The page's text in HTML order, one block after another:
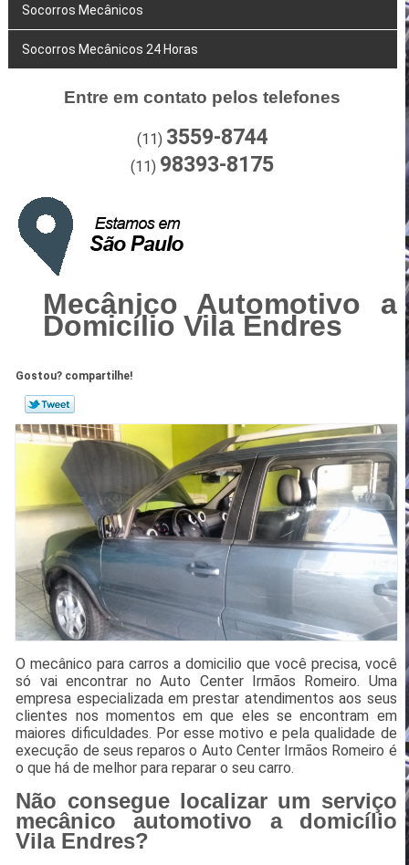
Socorros Mecânicos
Socorros Mecânicos 24 Horas
Entre em contato pelos telefones
(11) 3559-8744
(11) 98393-8175
Mecânico Automotivo a
Domicílio Vila Endres
Gostou? compartilhe!
O mecânico para carros a domicilio que você precisa, você
só vai encontrar no Auto Center Irmãos Romeiro. Uma
empresa especializada em prestar atendimentos aos seus
clientes nos momentos em que eles se encontram em
maiores dificuldades. Por esse motivo e pela qualidade de
execução de seus reparos o Auto Center Irmãos Romeiro é
o que há de melhor para reparar o seu carro.
Não consegue localizar um serviço
mecânico automotivo a domicílio
Vila Endres?